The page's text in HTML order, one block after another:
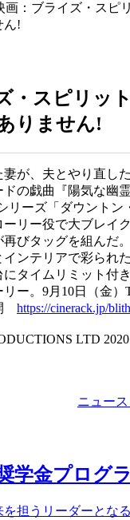
画：ブライズ・スピ
ん!
・スピリッ
りません!
が、夫とやり直し
の戯曲『陽気な幽
リーズ「ダウントン
リー役で大ブレイ
びタッグを組んだ
ンテリアで彩られ
タイムリミット付
ー。9月10日（金）
https://cinerack.jp/
LTD
ニュー
学金プログ
担うリーダーとな